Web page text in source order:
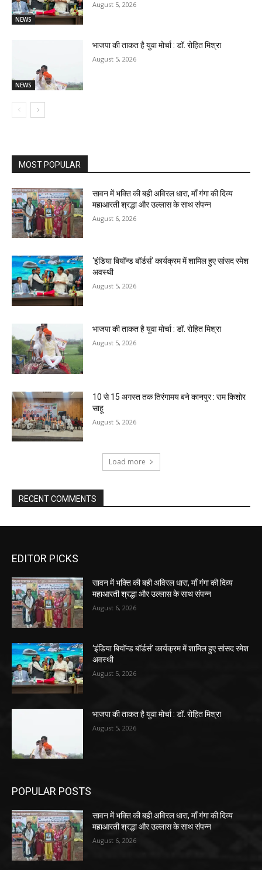
NEWS
August 5, 2026
NEWS
भाजपा की ताकत है युवा मोर्चा : डॉ. रोहित मिश्रा
August 5, 2026
MOST POPULAR
सावन में भक्ति की बही अविरल धारा, माँ गंगा की दिव्य
महाआरती श्रद्धा और उल्लास के साथ संपन्न
August 6, 2026
‘इंडिया बियॉन्ड बॉर्डर्स’ कार्यक्रम में शामिल हुए सांसद रमेश
अवस्थी
August 5, 2026
भाजपा की ताकत है युवा मोर्चा : डॉ. रोहित मिश्रा
August 5, 2026
10 से 15 अगस्त तक तिरंगामय बने कानपुर : राम किशोर
साहू
August 5, 2026
Load more
RECENT COMMENTS
EDITOR PICKS
सावन में भक्ति की बही अविरल धारा, माँ गंगा की दिव्य
महाआरती श्रद्धा और उल्लास के साथ संपन्न
August 6, 2026
‘इंडिया बियॉन्ड बॉर्डर्स’ कार्यक्रम में शामिल हुए सांसद रमेश
अवस्थी
August 5, 2026
भाजपा की ताकत है युवा मोर्चा : डॉ. रोहित मिश्रा
August 5, 2026
POPULAR POSTS
सावन में भक्ति की बही अविरल धारा, माँ गंगा की दिव्य
महाआरती श्रद्धा और उल्लास के साथ संपन्न
August 6, 2026